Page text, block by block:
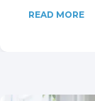
READ MORE